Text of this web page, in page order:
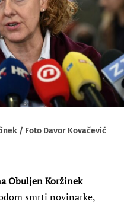
/ Foto Davor Kovačević
Obuljen Koržinek
smrti novinarke,